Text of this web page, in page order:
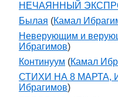
НЕЧАЯННЫЙ
Былая (Камал
Неверующим и
Ибрагимов)
Континуум (Камал
СТИХИ НА 8 МАРТА,
Ибрагимов)